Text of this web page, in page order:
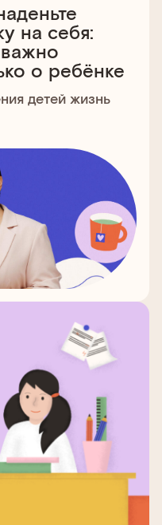
на себя:
о ребёнке
детей жизнь